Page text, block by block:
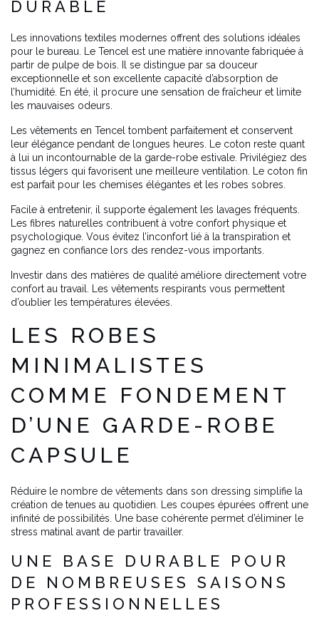
DURABLE
Les innovations textiles modernes offrent des solutions idéales
pour le bureau. Le Tencel est une matière innovante fabriquée à
partir de pulpe de bois. Il se distingue par sa douceur
exceptionnelle et son excellente capacité d’absorption de
l’humidité. En été, il procure une sensation de fraîcheur et limite
les mauvaises odeurs.
Les vêtements en Tencel tombent parfaitement et conservent
leur élégance pendant de longues heures. Le coton reste quant
à lui un incontournable de la garde-robe estivale. Privilégiez des
tissus légers qui favorisent une meilleure ventilation. Le coton fin
est parfait pour les chemises élégantes et les robes sobres.
Facile à entretenir, il supporte également les lavages fréquents.
Les fibres naturelles contribuent à votre confort physique et
psychologique. Vous évitez l’inconfort lié à la transpiration et
gagnez en confiance lors des rendez-vous importants.
Investir dans des matières de qualité améliore directement votre
confort au travail. Les vêtements respirants vous permettent
d’oublier les températures élevées.
LES ROBES
MINIMALISTES
COMME FONDEMENT
D’UNE GARDE-ROBE
CAPSULE
Réduire le nombre de vêtements dans son dressing simplifie la
création de tenues au quotidien. Les coupes épurées offrent une
infinité de possibilités. Une base cohérente permet d’éliminer le
stress matinal avant de partir travailler.
UNE BASE DURABLE POUR
DE NOMBREUSES SAISONS
PROFESSIONNELLES